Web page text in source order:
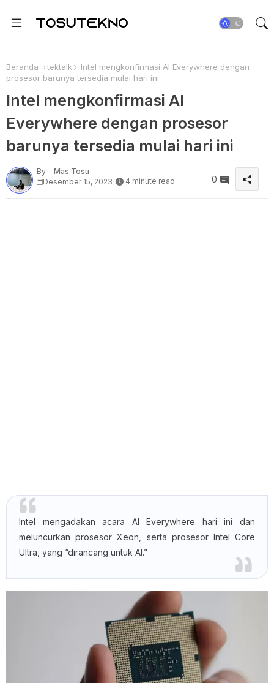
Beranda tektalk
Intel mengkonfirmasi AI Everywhere dengan
prosesor barunya tersedia mulai hari ini
Intel mengkonfirmasi AI
Everywhere dengan prosesor
barunya tersedia mulai hari ini
By - Mas Tosu
Desember 15, 2023
4 minute read 0
Intel mengadakan acara AI Everywhere hari ini dan
meluncurkan prosesor Xeon, serta prosesor Intel Core
Ultra, yang “dirancang untuk AI.”